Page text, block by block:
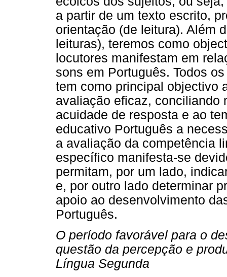
a partir de um texto escrito,
orientação (de leitura). Além
leituras), teremos como
locutores manifestam em
sons em Português. Todos
tem como principal objectivo
avaliação eficaz, conciliando
acuidade de resposta e ao
educativo Português a
a avaliação da competência
específico manifesta-se
permitam, por um lado,
e, por outro lado determinar
apoio ao desenvolvimento
Português.
O período favorável para o
questão da percepção e
Língua Segunda